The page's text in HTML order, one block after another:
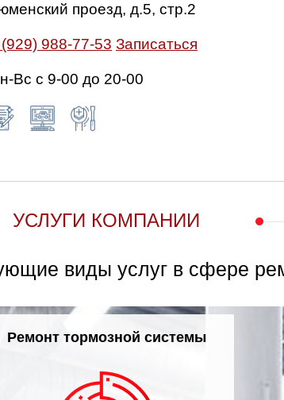
проезд, д.5, стр.2
988-77-53 Записаться
Вс c 9-00 до 20-00
УСЛУГИ КОМПАНИИ
виды услуг в сфере
Ремонт тормозной системы